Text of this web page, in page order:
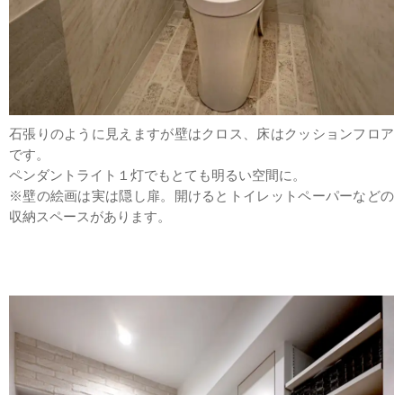
石張りのように見えますが壁はクロス、床はクッションフロア
です。
ペンダントライト１灯でもとても明るい空間に。
※壁の絵画は実は隠し扉。開けるとトイレットペーパーなどの
収納スペースがあります。